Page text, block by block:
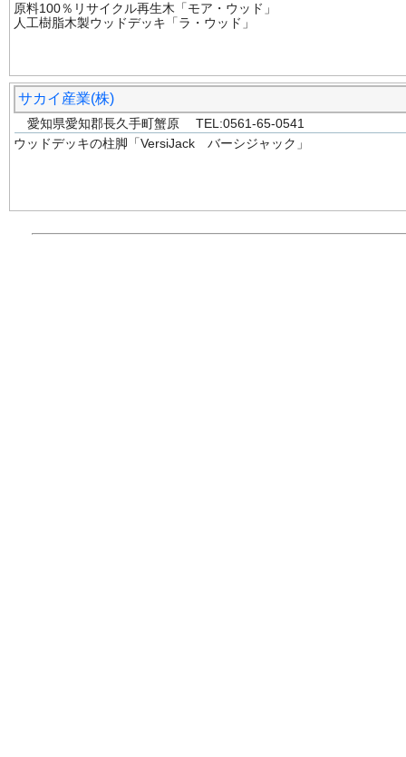
原料100％リサイクル再生木「モア・ウッド」
人工樹脂木製ウッドデッキ「ラ・ウッド」
サカイ産業(株)
愛知県愛知郡長久手町蟹原 TEL:0561-65-0541
ウッドデッキの柱脚「VersiJack バーシジャック」